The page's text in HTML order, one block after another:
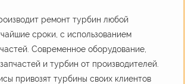
ремонт турбин любой
сроки, с использованием
Современное оборудование,
и турбин от производителей.
привозят турбины своих клиентов